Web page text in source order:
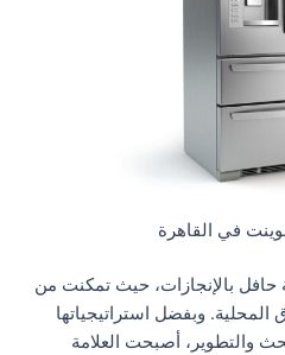
في القاهرة
حافل بالإنجازات، حيث تمكنت من
وبفضل استراتيجياتها
والتطوير، أصبحت العلامة